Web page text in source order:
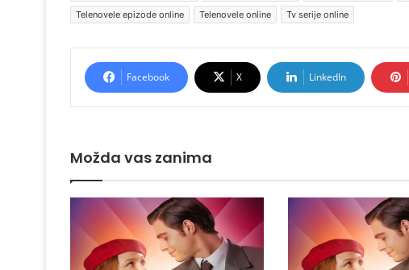
Telenovele epizode online
Telenovele online Tv serije online
Facebook X LinkedIn
Možda vas zanima